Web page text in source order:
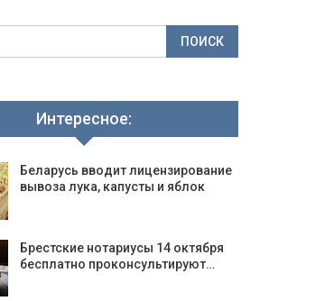
Интересное:
Беларусь вводит лицензирование
вывоза лука, капусты и яблок
Брестские нотариусы 14 октября
бесплатно проконсультируют…